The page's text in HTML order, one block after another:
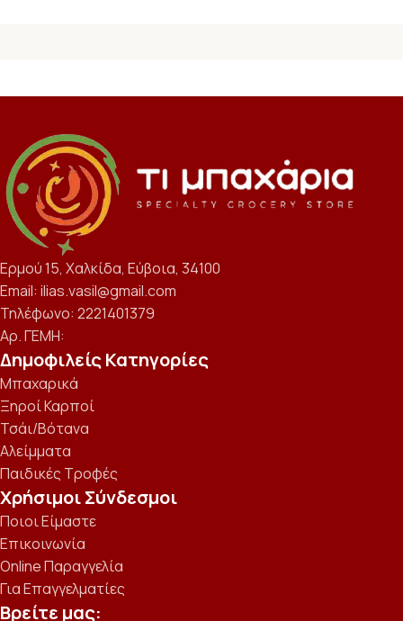
Ερμού 15, Χαλκίδα, Εύβοια, 34100
Email: ilias.vasil@gmail.com
Τηλέφωνο: 2221401379
Αρ. ΓΕΜΗ:
Δημοφιλείς Κατηγορίες
Μπαχαρικά
Ξηροί Καρποί
Τσάι/Βότανα
Αλείμματα
Παιδικές Τροφές
Χρήσιμοι Σύνδεσμοι
Ποιοι Είμαστε
Επικοινωνία
Online Παραγγελία
Για Επαγγελματίες
Βρείτε μας: